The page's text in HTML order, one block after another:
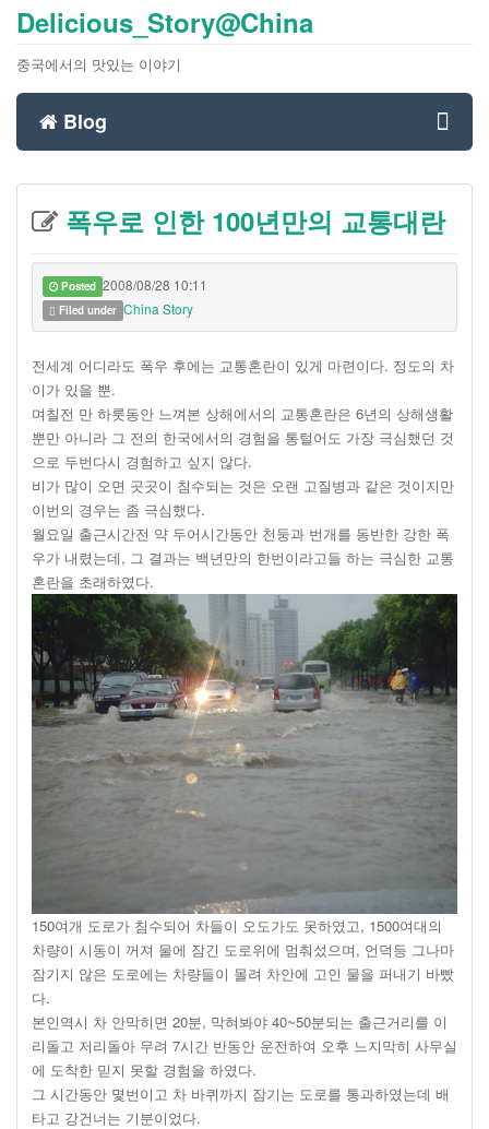
Delicious_Story@China
중국에서의 맛있는 이야기
Blog
폭우로 인한 100년만의 교통대란
Posted 2008/08/28 10:11
Filed under China Story
전세계 어디라도 폭우 후에는 교통혼란이 있게 마련이다. 정도의 차
이가 있을 뿐.
며칠전 만 하룻동안 느껴본 상해에서의 교통혼란은 6년의 상해생활
뿐만 아니라 그 전의 한국에서의 경험을 통털어도 가장 극심했던 것
으로 두번다시 경험하고 싶지 않다.
비가 많이 오면 곳곳이 침수되는 것은 오랜 고질병과 같은 것이지만
이번의 경우는 좀 극심했다.
월요일 출근시간전 약 두어시간동안 천둥과 번개를 동반한 강한 폭
우가 내렸는데, 그 결과는 백년만의 한번이라고들 하는 극심한 교통
혼란을 초래하였다.
150여개 도로가 침수되어 차들이 오도가도 못하였고, 1500여대의
차량이 시동이 꺼져 물에 잠긴 도로위에 멈춰섰으며, 언덕등 그나마
잠기지 않은 도로에는 차량들이 몰려 차안에 고인 물을 퍼내기 바빴
다.
본인역시 차 안막히면 20분, 막혀봐야 40~50분되는 출근거리를 이
리돌고 저리돌아 무려 7시간 반동안 운전하여 오후 느지막히 사무실
에 도착한 믿지 못할 경험을 하였다.
그 시간동안 몇번이고 차 바퀴까지 잠기는 도로를 통과하였는데 배
타고 강건너는 기분이었다.